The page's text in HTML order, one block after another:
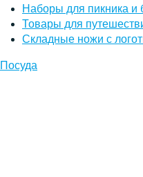
Наборы для пикника и
Товары для
Складные ножи с
Посуда